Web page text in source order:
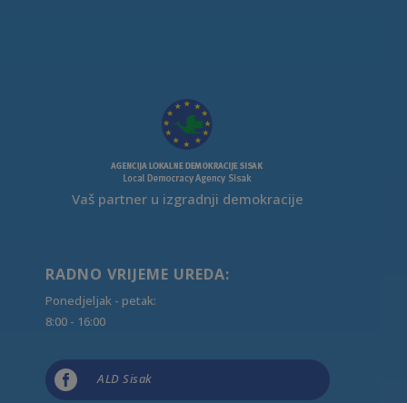
Vaš partner u izgradnji demokracije
RADNO VRIJEME UREDA:
Ponedjeljak - petak:
8:00 - 16:00
 ALD Sisak